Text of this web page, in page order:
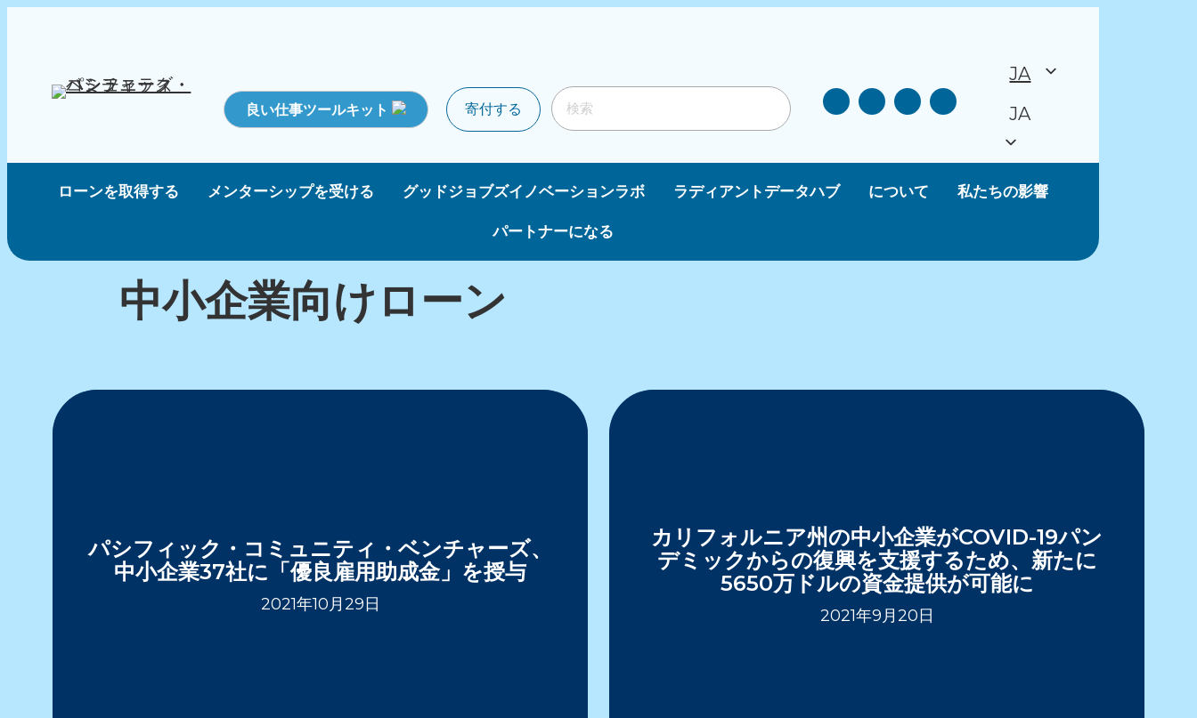
良い仕事ツールキット 寄付する
JA
JA
ローンを取得する メンターシップを受ける グッドジョブズイノベーションラボ ラディアントデータハブ について 私たちの影響
パートナーになる
中小企業向けローン
パシフィック・コミュニティ・ベンチャーズ、
中小企業37社に「優良雇用助成金」を授与
2021年10月29日
カリフォルニア州の中小企業がCOVID-19パン
デミックからの復興を支援するため、新たに
5650万ドルの資金提供が可能に
2021年9月20日